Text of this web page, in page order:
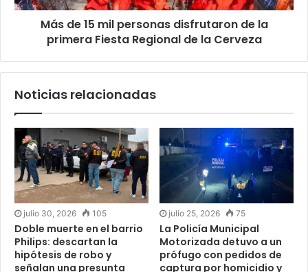
Más de 15 mil personas disfrutaron de la
primera Fiesta Regional de la Cerveza
Noticias relacionadas
julio 30, 2026 105
Doble muerte en el barrio
Philips: descartan la
hipótesis de robo y
señalan una presunta
julio 25, 2026 75
La Policía Municipal
Motorizada detuvo a un
prófugo con pedidos de
captura por homicidio y